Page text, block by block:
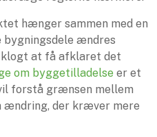
hænger sammen med en
bygningsdele ændres
klogt at få afklaret det
om byggetilladelse er et
forstå grænsen mellem
ændring, der kræver mere